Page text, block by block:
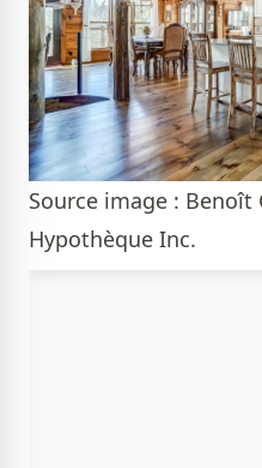
Source image :
Hypothèque Inc.